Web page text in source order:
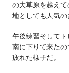
の大草原を越え
地としても人気の
午後練習そして
南に下りて来た
疲れた様子だ。